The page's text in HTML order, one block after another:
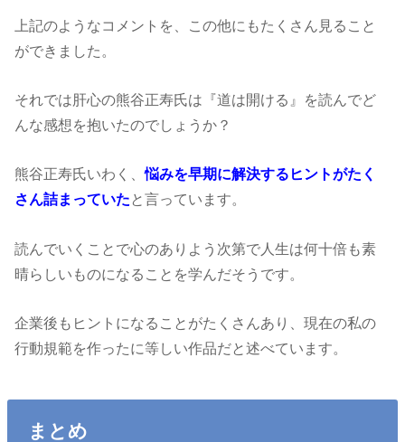
上記のようなコメントを、この他にもたくさん見ること
ができました。
それでは肝心の熊谷正寿氏は『道は開ける』を読んでど
んな感想を抱いたのでしょうか？
熊谷正寿氏いわく、悩みを早期に解決するヒントがたく
さん詰まっていた と言っています。
読んでいくことで心のありよう次第で人生は何十倍も素
晴らしいものになることを学んだそうです。
企業後もヒントになることがたくさんあり、現在の私の
行動規範を作ったに等しい作品だと述べています。
まとめ